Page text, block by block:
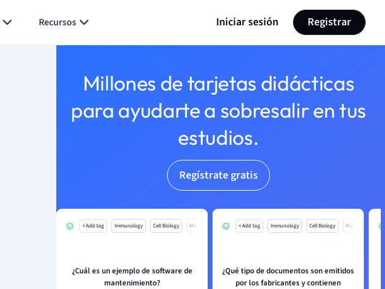
Recursos Iniciar sesión Registrar
Millones de tarjetas didácticas
para ayudarte a sobresalir en tus
estudios.
Regístrate gratis
+ Add tag Immunology Cell Biology Mo
¿Cuál es un ejemplo de software de
mantenimiento?
+ Add tag Immunology Cell Biology Mo
¿Qué tipo de documentos son emitidos
por los fabricantes y contienen